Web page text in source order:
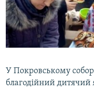
ВІДЕОУРОКИ «ELIFBE»
СВІДЧЕННЯ ОКУПАЦІЇ
УКРАЇНСЬКА ПРОБЛЕМА
Русский
Qırımtatar
У Покровському
благодійний